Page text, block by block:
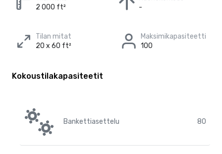
2 000 ft²
-
Tilan mitat
20 x 60 ft²
Maksimikapasiteetti
100
Kokoustilakapasiteetit
Bankettiasettelu 80